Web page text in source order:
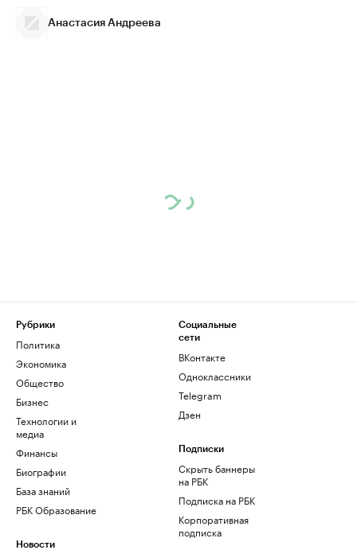
Анастасия Андреева
Рубрики
Политика
Экономика
Общество
Бизнес
Технологии и
медиа
Финансы
Биографии
База знаний
РБК Образование
Новости
Социальные
сети
ВКонтакте
Одноклассники
Telegram
Дзен
Подписки
Скрыть баннеры
на РБК
Подписка на РБК
Корпоративная
подписка